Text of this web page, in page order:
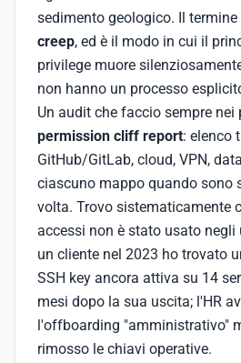
sedimento geologico. Il termine
creep, ed è il modo in cui il
privilege muore
non hanno un processo
Un audit che faccio sempre nei
permission cliff report: elenco
GitHub/GitLab, cloud, VPN,
ciascuno mappo quando sono
volta. Trovo sistematicamente
accessi non è stato usato
un cliente nel 2023 ho trovato
SSH key ancora attiva su 14
mesi dopo la sua uscita; l'HR
l'offboarding "amministrativo"
rimosso le chiavi operative.